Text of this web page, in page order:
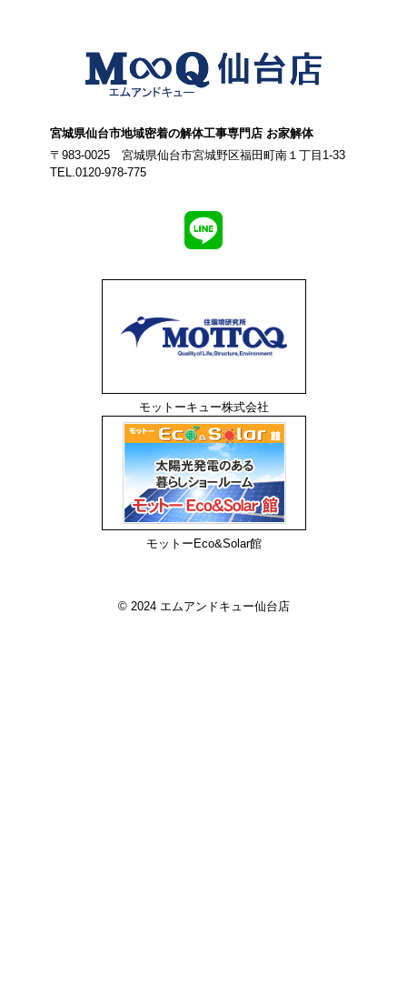
宮城県仙台市地域密着の解体工事専門店 お家解体
〒983-0025 宮城県仙台市宮城野区福田町南１丁目1-33
TEL.0120-978-775
モットーキュー株式会社
モットーEco&Solar館
© 2024 エムアンドキュー仙台店